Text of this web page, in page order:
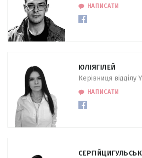
НАПИСАТИ
ЮЛІЯГІЛЕЙ
Керівниця відділу
НАПИСАТИ
СЕРГІЙ